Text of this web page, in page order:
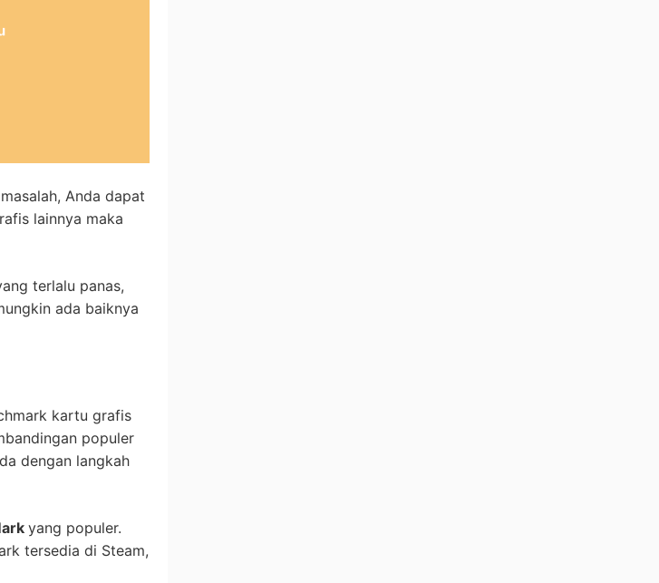
Anda dapat
lainnya maka
terlalu panas,
ada baiknya
kartu grafis
populer
dengan langkah
yang populer.
tersedia di Steam,